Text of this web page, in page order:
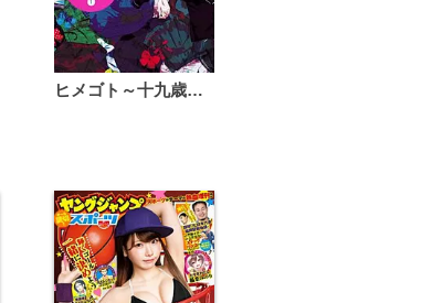
ヒメゴト～十九歳の制服～